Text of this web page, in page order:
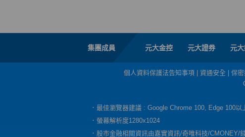
集團成員 元大金控 元大證券 元
個人資料保護法告知事項 資通安全 保
．最佳瀏覽器建議 : Google Chrome 100, Edge 100以
．螢幕解析度1280x1024
．股市金融相關資訊由嘉實資訊/奇唯科技/CMONEY/